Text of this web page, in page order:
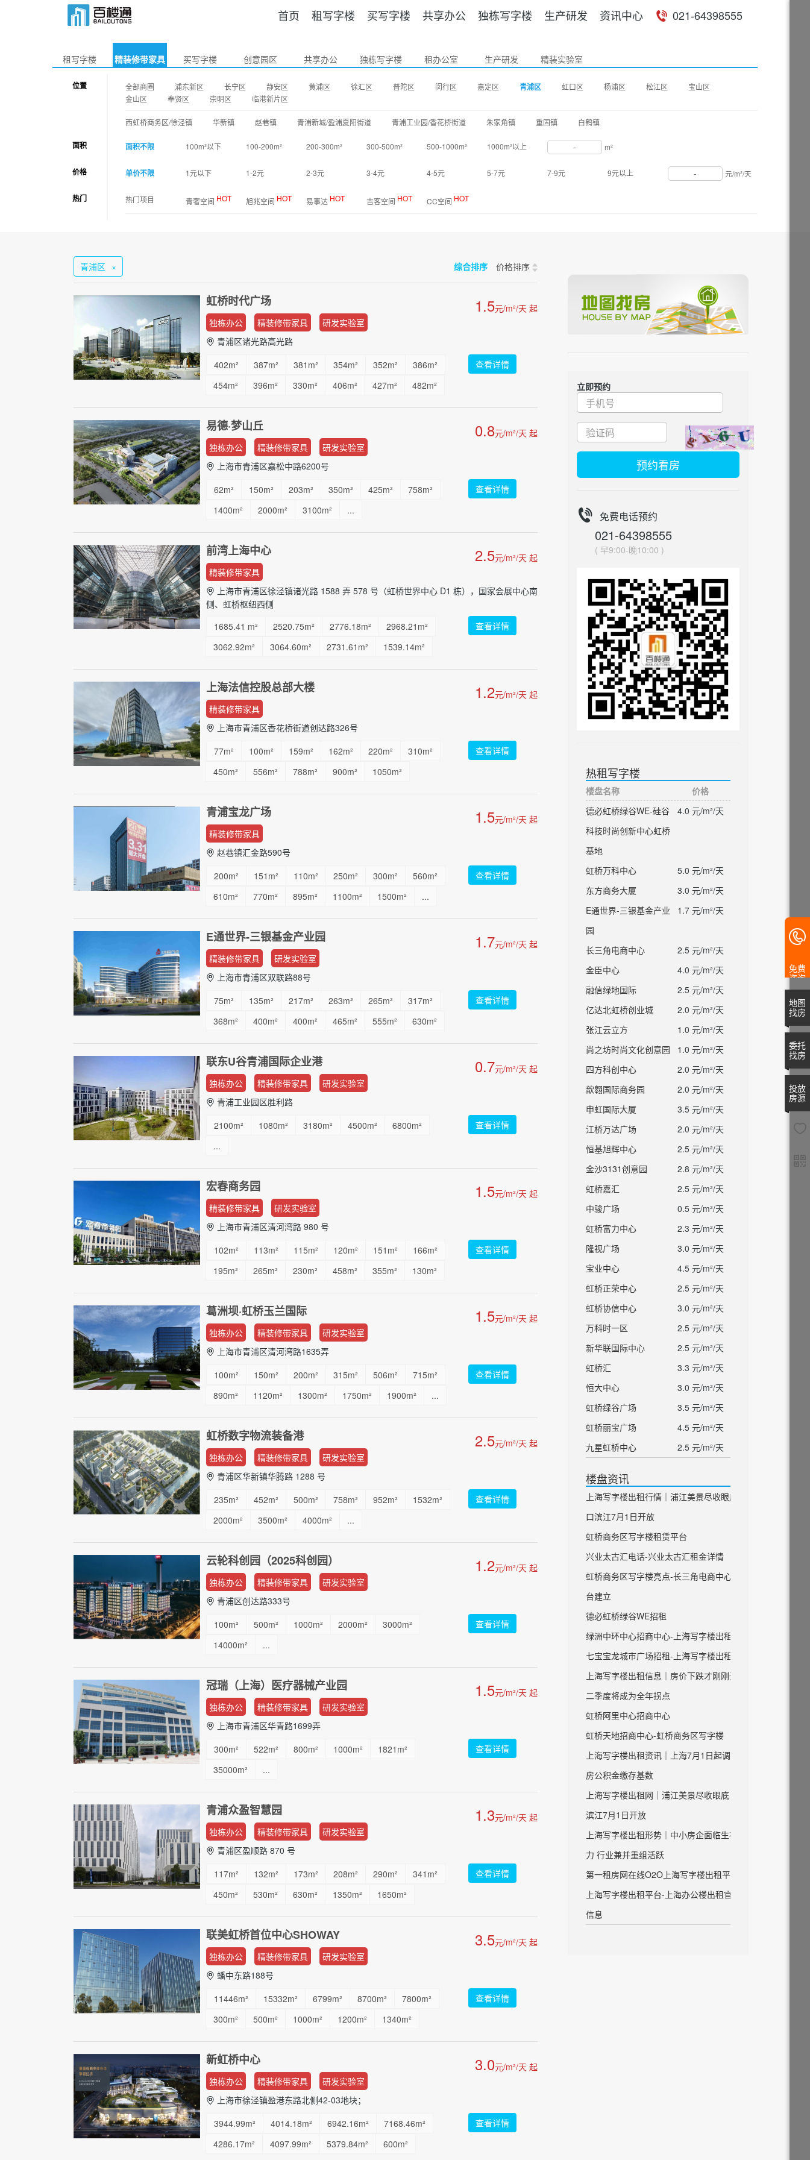
首页 租写字楼 买写字楼 共享办公 独栋写字楼 生产研发 资讯中心 021-64398555
租写字楼 精装修带家具 买写字楼 创意园区 共享办公 独栋写字楼 租办公室 生产研发 精装实验室
位置 全部商圈 浦东新区 长宁区 静安区 黄浦区 徐汇区 普陀区 闵行区 嘉定区 青浦区 虹口区 杨浦区 松江区
宝山区
金山区
奉贤区 崇明区 临港新片区
西虹桥商务区/徐泾镇 华新镇 赵巷镇 青浦新城/盈浦夏阳街道 青浦工业园/香花桥街道 朱家角镇 重固镇 白鹤镇
面积 面积不限 100m²以下 100-200m² 200-300m² 300-500m² 500-1000m² 1000m²以上 - m²
价格 单价不限 1元以下 1-2元 2-3元 3-4元 4-5元 5-7元 7-9元 9元以上 - 元/m²/天
热门 热门项目 青奢空间 HOT 旭兆空间 HOT 易事达 HOT 吉客空间 HOT CC空间 HOT
青浦区 × 综合排序 价格排序
虹桥时代广场 1.5元/m²/天 起
独栋办公
精装修带家具
研发实验室
青浦区诸光路高光路
402m²
387m² 381m² 354m² 352m²
386m²
454m²
396m² 330m² 406m² 427m²
482m²
421m²
345m² 468m² 474m² 342m²
399m²
1876m²
1570m²
查看详情
易德·梦山丘 0.8元/m²/天 起
独栋办公
精装修带家具
研发实验室
上海市青浦区嘉松中路6200号
62m²
150m² 203m² 350m² 425m²
758m²
1400m²
2000m² 3100m² ...
查看详情
前湾上海中心 2.5元/m²/天 起
精装修带家具
上海市青浦区徐泾镇诸光路 1588 弄 578 号（虹桥世界中心 D1 栋），国家会展中心南
侧、虹桥枢纽西侧
1685.41 m²
2520.75m² 2776.18m²
2968.21m²
3062.92m²
3064.60m² 2731.61m²
1539.14m²
...
查看详情
上海法信控股总部大楼 1.2元/m²/天 起
精装修带家具
上海市青浦区香花桥街道创达路326号
77m²
100m² 159m² 162m² 220m²
310m²
450m²
556m² 788m² 900m²
1050m²
1500m²
2100m² 2600m² 3200m² ...
查看详情
青浦宝龙广场 1.5元/m²/天 起
精装修带家具
赵巷镇汇金路590号
200m²
151m² 110m² 250m² 300m²
560m²
610m²
770m² 895m² 1100m² 1500m² ...
查看详情
E通世界-三银基金产业园 1.7元/m²/天 起
精装修带家具
研发实验室
上海市青浦区双联路88号
75m²
135m² 217m² 263m² 265m²
317m²
368m²
400m² 400m² 465m² 555m²
630m²
718m²
870m² 1000m² 1132m²
1256m²
2227m²
2500m² 2800m²
...
查看详情
联东U谷青浦国际企业港 0.7元/m²/天 起
独栋办公
精装修带家具
研发实验室
青浦工业园区胜利路
2100m²
1080m² 3180m² 4500m²
6800m²
...
查看详情
宏春商务园 1.5元/m²/天 起
精装修带家具
研发实验室
上海市青浦区清河湾路 980 号
102m²
113m² 115m² 120m² 151m²
166m²
195m²
265m² 230m² 458m² 355m²
130m²
...
查看详情
葛洲坝·虹桥玉兰国际 1.5元/m²/天 起
独栋办公
精装修带家具
研发实验室
上海市青浦区清河湾路1635弄
100m²
150m² 200m² 315m² 506m²
715m²
890m²
1120m² 1300m² 1750m² 1900m² ...
查看详情
虹桥数字物流装备港 2.5元/m²/天 起
独栋办公
精装修带家具
研发实验室
青浦区华新镇华腾路 1288 号
235m²
452m² 500m² 758m² 952m²
1532m²
2000m²
3500m² 4000m² ...
查看详情
云轮科创园（2025科创园） 1.2元/m²/天 起
独栋办公
精装修带家具
研发实验室
青浦区创达路333号
100m²
500m² 1000m² 2000m²
3000m²
14000m²
...
查看详情
冠瑞（上海）医疗器械产业园 1.5元/m²/天 起
独栋办公
精装修带家具
研发实验室
上海市青浦区华青路1699弄
300m²
522m² 800m² 1000m²
1821m²
35000m²
...
查看详情
青浦众盈智慧园 1.3元/m²/天 起
独栋办公
精装修带家具
研发实验室
青浦区盈顺路 870 号
117m²
132m² 173m² 208m² 290m²
341m²
450m²
530m² 630m² 1350m²
1650m²
2000m²
1800m² 2500m² ...
查看详情
联美虹桥首位中心SHOWAY 3.5元/m²/天 起
独栋办公
精装修带家具
研发实验室
蟠中东路188号
11446m²
15332m² 6799m² 8700m²
7800m²
300m²
500m² 1000m² 1200m²
1340m²
1500m²
2100m² 3200m² 4500m²
110m²
150m²
210m²
查看详情
新虹桥中心 3.0元/m²/天 起
独栋办公
精装修带家具
研发实验室
上海市徐泾镇盈港东路北侧42-03地块；
3944.99m²
4014.18m² 6942.16m²
7168.46m²
4286.17m²
4097.99m² 5379.84m²
600m²
查看详情
立即预约
预约看房
免费电话预约
021-64398555
( 早9:00-晚10:00 )
热租写字楼
楼盘名称
价格
德必虹桥绿谷WE-硅谷
科技时尚创新中心虹桥
基地
4.0 元/m²/天
虹桥万科中心
5.0 元/m²/天
东方商务大厦
3.0 元/m²/天
E通世界-三银基金产业
园
1.7 元/m²/天
长三角电商中心
2.5 元/m²/天
金臣中心
4.0 元/m²/天
融信绿地国际
2.5 元/m²/天
亿达北虹桥创业城
2.0 元/m²/天
张江云立方
1.0 元/m²/天
尚之坊时尚文化创意园
1.0 元/m²/天
四方科创中心
2.0 元/m²/天
歆翱国际商务园
2.0 元/m²/天
申虹国际大厦
3.5 元/m²/天
江桥万达广场
2.0 元/m²/天
恒基旭辉中心
2.5 元/m²/天
金沙3131创意园
2.8 元/m²/天
虹桥嘉汇
2.5 元/m²/天
中骏广场
0.5 元/m²/天
虹桥富力中心
2.3 元/m²/天
隆视广场
3.0 元/m²/天
宝业中心
4.5 元/m²/天
虹桥正荣中心
2.5 元/m²/天
虹桥协信中心
3.0 元/m²/天
万科时一区
2.5 元/m²/天
新华联国际中心
2.5 元/m²/天
虹桥汇
3.3 元/m²/天
恒大中心
3.0 元/m²/天
虹桥绿谷广场
3.5 元/m²/天
虹桥丽宝广场
4.5 元/m²/天
九星虹桥中心
2.5 元/m²/天
楼盘资讯
上海写字楼出租行情｜浦江美景尽收眼底 虹
口滨江7月1日开放
虹桥商务区写字楼租赁平台
兴业太古汇电话-兴业太古汇租金详情
虹桥商务区写字楼亮点-长三角电商中心平
台建立
德必虹桥绿谷WE招租
绿洲中环中心招商中心-上海写字楼出租
七宝宝龙城市广场招租-上海写字楼出租
上海写字楼出租信息｜房价下跌才刚刚开始
二季度将成为全年拐点
虹桥阿里中心招商中心
虹桥天地招商中心-虹桥商务区写字楼
上海写字楼出租资讯｜上海7月1日起调整住
房公积金缴存基数
上海写字楼出租网｜浦江美景尽收眼底 虹口
滨江7月1日开放
上海写字楼出租形势｜中小房企面临生存压
力 行业兼并重组活跃
第一租房网在线O2O上海写字楼出租平台
上海写字楼出租平台-上海办公楼出租官方
信息
免费
咨询
地图
找房
委托
找房
投放
房源